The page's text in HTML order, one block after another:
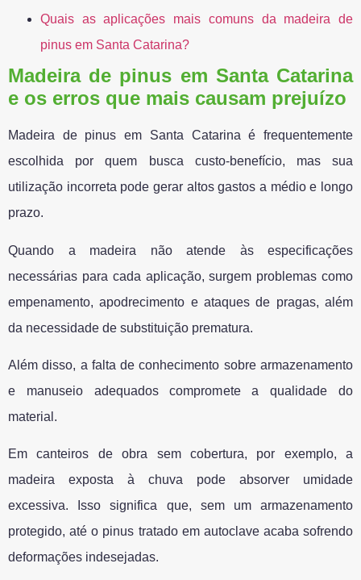
Quais as aplicações mais comuns da madeira de
pinus em Santa Catarina?
Madeira de pinus em Santa Catarina
e os erros que mais causam prejuízo
Madeira de pinus em Santa Catarina é frequentemente
escolhida por quem busca custo-benefício, mas sua
utilização incorreta pode gerar altos gastos a médio e longo
prazo.
Quando a madeira não atende às especificações
necessárias para cada aplicação, surgem problemas como
empenamento, apodrecimento e ataques de pragas, além
da necessidade de substituição prematura.
Além disso, a falta de conhecimento sobre armazenamento
e manuseio adequados compromete a qualidade do
material.
Em canteiros de obra sem cobertura, por exemplo, a
madeira exposta à chuva pode absorver umidade
excessiva. Isso significa que, sem um armazenamento
protegido, até o pinus tratado em autoclave acaba sofrendo
deformações indesejadas.